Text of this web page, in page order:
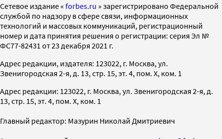
Cетевое издание « forbes.ru » зарегистрировано Федеральной
службой по надзору в сфере связи, информационных
технологий и массовых коммуникаций, регистрационный
номер и дата принятия решения о регистрации: серия Эл №
ФС77-82431 от 23 декабря 2021 г.
Адрес редакции, издателя: 123022, г. Москва, ул.
Звенигородская 2-я, д. 13, стр. 15, эт. 4, пом. X, ком. 1
Адрес редакции: 123022, г. Москва, ул. Звенигородская 2-я, д.
13, стр. 15, эт. 4, пом. X, ком. 1
Главный редактор: Мазурин Николай Дмитриевич